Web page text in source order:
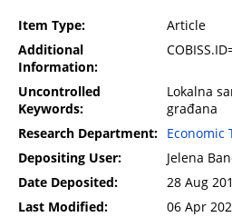
Item Type:
Article
Additional
Information:
Uncontrolled
Keywords:
Lokalna
građana
Research Department:
Economic
Depositing User:
Jelena
Date Deposited:
28 Aug
Last Modified:
06 Apr